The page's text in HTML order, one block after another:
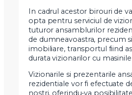
In cadrul acestor birouri de
opta pentru serviciul de
tuturor ansamblurilor
de dumneavoastra, precum
imobiliare, transportul fiind
durata vizionarilor cu
Vizionarile si prezentarile
rezidentiale vor fi efectuate
nostri, oferindu-va